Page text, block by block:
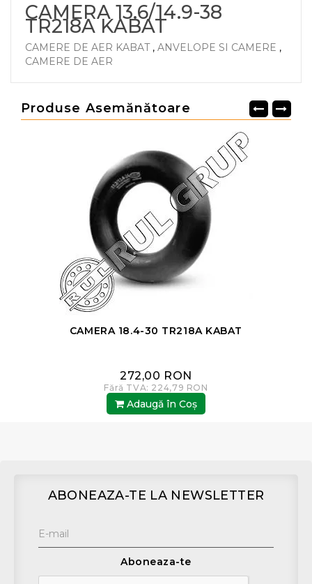
CAMERA 13.6/14.9-38
TR218A KABAT
CAMERE DE AER KABAT, ANVELOPE SI CAMERE ,
CAMERE DE AER
Produse Asemănătoare
CAMERA 18.4-30 TR218A KABAT
272,00 RON
Fără TVA: 224,79 RON
Adaugă în Coş
ABONEAZA-TE LA NEWSLETTER
Aboneaza-te